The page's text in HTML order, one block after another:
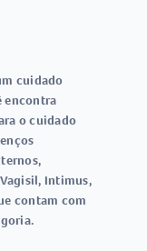
cuidado
encontra
o cuidado
Intimus,
contam com